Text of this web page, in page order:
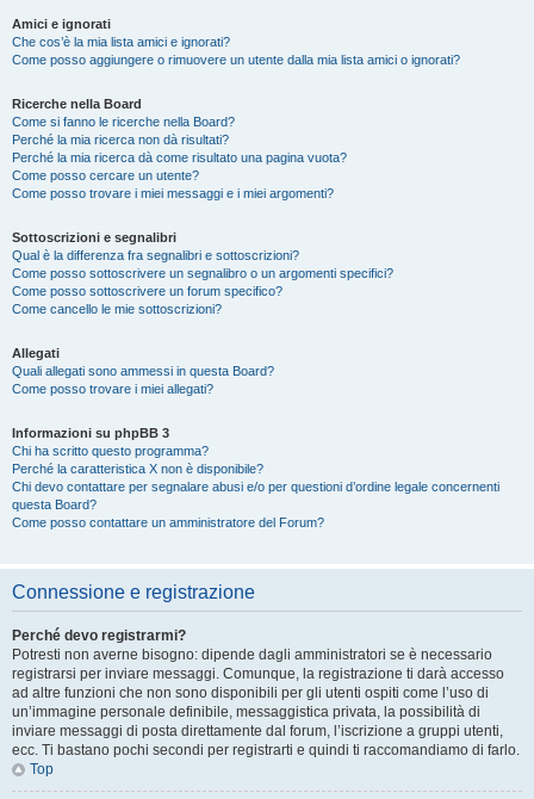
Amici e ignorati
Che cos’è la mia lista amici e ignorati?
Come posso aggiungere o rimuovere un utente dalla mia lista amici o ignorati?
Ricerche nella Board
Come si fanno le ricerche nella Board?
Perché la mia ricerca non dà risultati?
Perché la mia ricerca dà come risultato una pagina vuota?
Come posso cercare un utente?
Come posso trovare i miei messaggi e i miei argomenti?
Sottoscrizioni e segnalibri
Qual è la differenza fra segnalibri e sottoscrizioni?
Come posso sottoscrivere un segnalibro o un argomenti specifici?
Come posso sottoscrivere un forum specifico?
Come cancello le mie sottoscrizioni?
Allegati
Quali allegati sono ammessi in questa Board?
Come posso trovare i miei allegati?
Informazioni su phpBB 3
Chi ha scritto questo programma?
Perché la caratteristica X non è disponibile?
Chi devo contattare per segnalare abusi e/o per questioni d’ordine legale concernenti
questa Board?
Come posso contattare un amministratore del Forum?
Connessione e registrazione
Perché devo registrarmi?
Potresti non averne bisogno: dipende dagli amministratori se è necessario
registrarsi per inviare messaggi. Comunque, la registrazione ti darà accesso
ad altre funzioni che non sono disponibili per gli utenti ospiti come l’uso di
un’immagine personale definibile, messaggistica privata, la possibilità di
inviare messaggi di posta direttamente dal forum, l’iscrizione a gruppi utenti,
ecc. Ti bastano pochi secondi per registrarti e quindi ti raccomandiamo di farlo.
Top